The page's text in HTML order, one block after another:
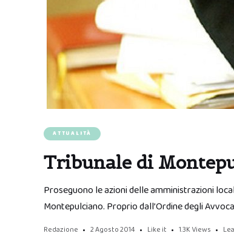
ATTUALITÀ
Tribunale di
Proseguono le azioni delle amministrazioni
Montepulciano. Proprio dall’Ordine degli
Redazione 2 Agosto 2014 Like it 1.3K Views